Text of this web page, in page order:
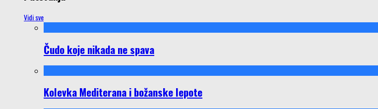
Vidi sve
Čudo koje nikada ne spava
Kolevka Mediterana i božanske lepote